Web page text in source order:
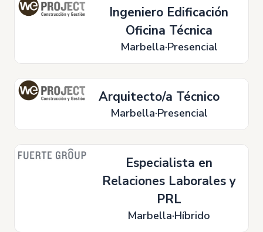
Ingeniero Edificación
Oficina Técnica
Marbella Presencial
Arquitecto/a Técnico
Marbella Presencial
Especialista en
Relaciones Laborales y
PRL
Marbella Híbrido